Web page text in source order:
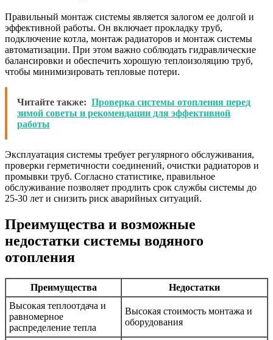
Правильный монтаж системы является залогом ее долгой и
эффективной работы. Он включает прокладку труб,
подключение котла, монтаж радиаторов и монтаж системы
автоматизации. При этом важно соблюдать гидравлические
балансировки и обеспечить хорошую теплоизоляцию труб,
чтобы минимизировать тепловые потери.
Читайте также: Проверка системы отопления перед
зимой советы и рекомендации для эффективной
работы
Эксплуатация системы требует регулярного обслуживания,
проверки герметичности соединений, очистки радиаторов и
промывки труб. Согласно статистике, правильное
обслуживание позволяет продлить срок службы системы до
25-30 лет и снизить риск аварийных ситуаций.
Преимущества и возможные
недостатки системы водяного
отопления
Преимущества
Недостатки
Высокая теплоотдача и
равномерное
распределение тепла
Высокая стоимость монтажа и
оборудования